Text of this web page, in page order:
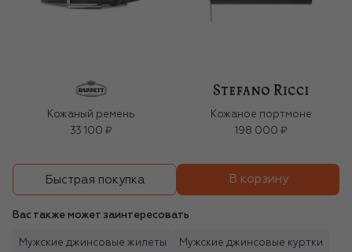
Кожаный ремень
33 100 ₽
Кожаное портмоне
198 000 ₽
Быстрая покупка В корзину
Вас также может заинтересовать
Мужские джинсовые жилеты Мужские джинсовые куртки